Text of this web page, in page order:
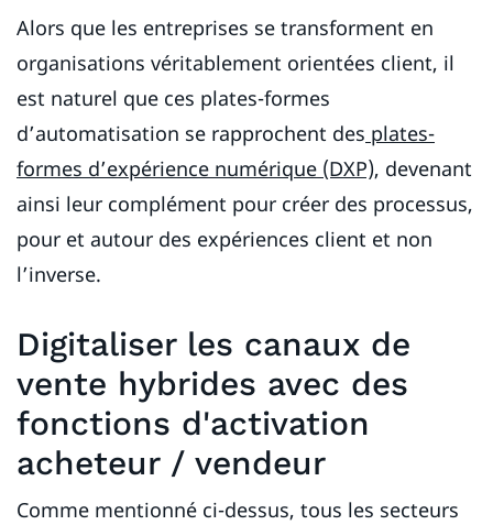
Alors que les entreprises se transforment en
organisations véritablement orientées client, il
est naturel que ces plates-formes
d’automatisation se rapprochent des plates-
formes d’expérience numérique (DXP), devenant
ainsi leur complément pour créer des processus,
pour et autour des expériences client et non
l’inverse.
Digitaliser les canaux de
vente hybrides avec des
fonctions d'activation
acheteur / vendeur
Comme mentionné ci-dessus, tous les secteurs